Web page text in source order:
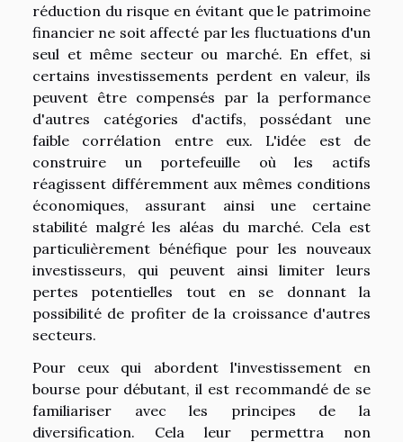
réduction du risque en évitant que le patrimoine
financier ne soit affecté par les fluctuations d'un
seul et même secteur ou marché. En effet, si
certains investissements perdent en valeur, ils
peuvent être compensés par la performance
d'autres catégories d'actifs, possédant une
faible corrélation entre eux. L'idée est de
construire un portefeuille où les actifs
réagissent différemment aux mêmes conditions
économiques, assurant ainsi une certaine
stabilité malgré les aléas du marché. Cela est
particulièrement bénéfique pour les nouveaux
investisseurs, qui peuvent ainsi limiter leurs
pertes potentielles tout en se donnant la
possibilité de profiter de la croissance d'autres
secteurs.
Pour ceux qui abordent l'investissement en
bourse pour débutant, il est recommandé de se
familiariser avec les principes de la
diversification. Cela leur permettra non